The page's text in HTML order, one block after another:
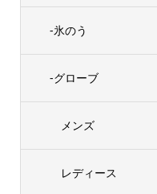
-氷のう
-グローブ
メンズ
レディース